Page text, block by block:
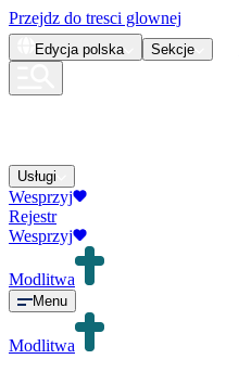
Przejdz do tresci glownej
Edycja polska Sekcje
Usługi
Wesprzyj
Rejestr
Wesprzyj
Modlitwa
Menu
Modlitwa